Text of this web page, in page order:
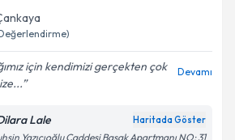
için kendimizi gerçekten çok
Devamı
Lale Haritada Göster
Yazıcıoğlu Caddesi Başak Apartmanı NO: 31